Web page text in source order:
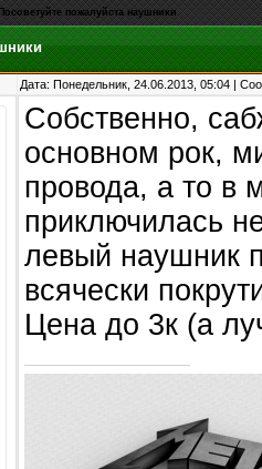
Посоветуйте пожалуйста наушники
Дата: Понедельник, 24.06.2013, 05:04 |
Собственно,
основном рок,
провода, а то в
приключилась
левый наушник
всячески
Цена до 3к (а